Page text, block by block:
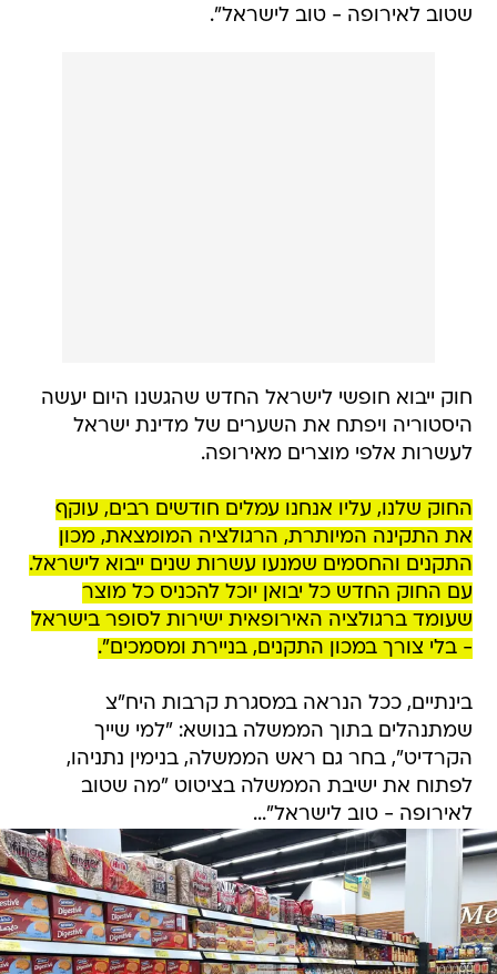
שטוב לאירופה - טוב לישראל".
חוק ייבוא חופשי לישראל החדש שהגשנו היום יעשה
היסטוריה ויפתח את השערים של מדינת ישראל
לעשרות אלפי מוצרים מאירופה.
החוק שלנו, עליו אנחנו עמלים חודשים רבים, עוקף
את התקינה המיותרת, הרגולציה המומצאת, מכון
התקנים והחסמים שמנעו עשרות שנים ייבוא לישראל.
עם החוק החדש כל יבואן יוכל להכניס כל מוצר
שעומד ברגולציה האירופאית ישירות לסופר בישראל
- בלי צורך במכון התקנים, בניירת ומסמכים".
בינתיים, ככל הנראה במסגרת קרבות היח"צ
שמתנהלים בתוך הממשלה בנושא: "למי שייך
הקרדיט", בחר גם ראש הממשלה, בנימין נתניהו,
לפתוח את ישיבת הממשלה בציטוט "מה שטוב
לאירופה - טוב לישראל"...